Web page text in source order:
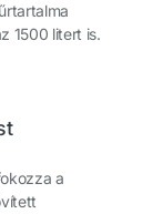
1500 litert is.
a